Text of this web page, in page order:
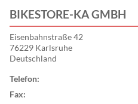
BIKESTORE-KA GMBH
Eisenbahnstraße 42
76229 Karlsruhe
Deutschland
Telefon:
Fax: